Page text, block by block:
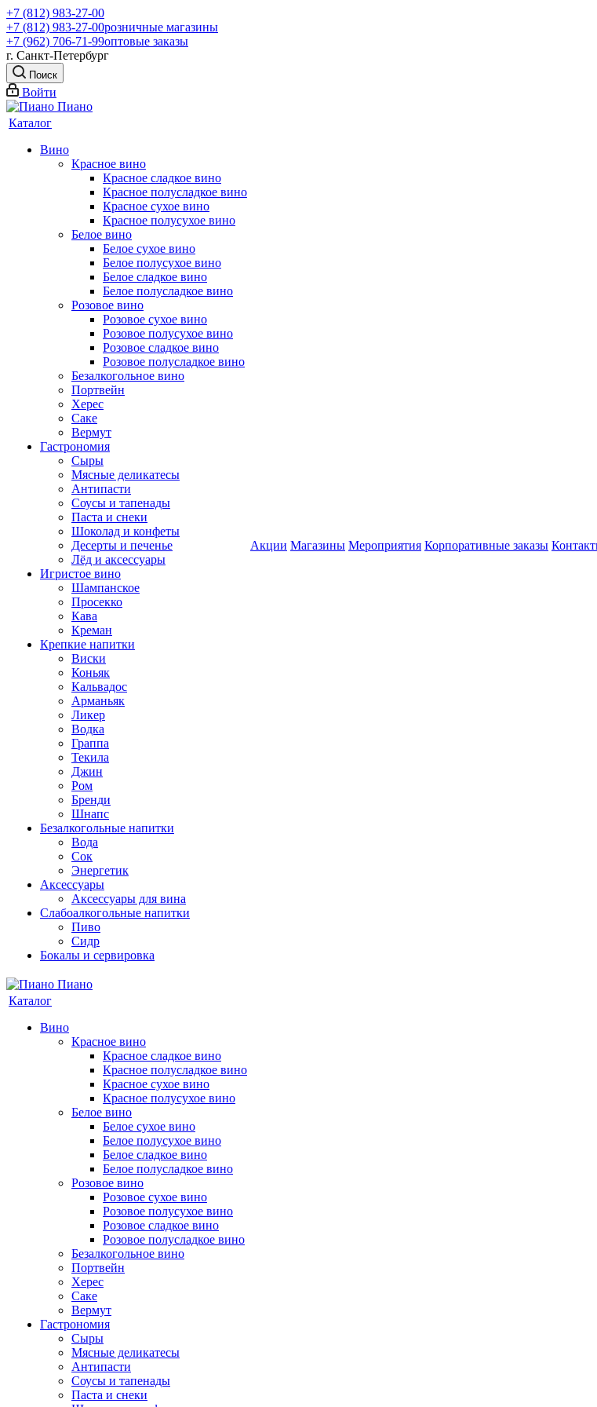
+7 (812) 983-27-00
+7 (812) 983-27-00розничные магазины
+7 (962) 706-71-99оптовые заказы
г. Санкт-Петербург
Поиск
Войти
Каталог
Вино
Красное вино
Красное сладкое вино
Красное полусладкое вино
Красное сухое вино
Красное полусухое вино
Белое вино
Белое сухое вино
Белое полусухое вино
Белое сладкое вино
Белое полусладкое вино
Розовое вино
Розовое сухое вино
Розовое полусухое вино
Розовое сладкое вино
Розовое полусладкое вино
Безалкогольное вино
Портвейн
Херес
Саке
Вермут
Гастрономия
Сыры
Мясные деликатесы
Антипасти
Соусы и тапенады
Паста и снеки
Шоколад и конфеты
Десерты и печенье
Лёд и аксессуары
Игристое вино
Шампанское
Просекко
Кава
Креман
Крепкие напитки
Виски
Коньяк
Кальвадос
Арманьяк
Ликер
Водка
Граппа
Текила
Джин
Ром
Бренди
Шнапс
Безалкогольные напитки
Вода
Сок
Энергетик
Аксессуары
Аксессуары для вина
Слабоалкогольные напитки
Пиво
Сидр
Бокалы и сервировка
Акции Магазины Мероприятия Корпоративные заказы
Каталог
Вино
Красное вино
Красное сладкое вино
Красное полусладкое вино
Красное сухое вино
Красное полусухое вино
Белое вино
Белое сухое вино
Белое полусухое вино
Белое сладкое вино
Белое полусладкое вино
Розовое вино
Розовое сухое вино
Розовое полусухое вино
Розовое сладкое вино
Розовое полусладкое вино
Безалкогольное вино
Портвейн
Херес
Саке
Вермут
Гастрономия
Сыры
Мясные деликатесы
Антипасти
Соусы и тапенады
Паста и снеки